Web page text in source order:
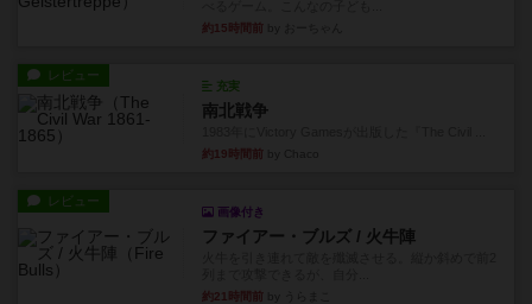
約15時間前
レビュー
充実
南北戦争
約19時間前
レビュー
画像付き
ファイアー・ブルズ / 火牛陣
約21時間前